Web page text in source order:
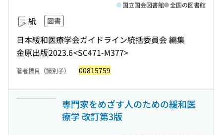
紙 図書
日本緩和医療学会ガイドライン統括委員会 編集
金原出版2023.6<SC471-M377>
国立国会図書館 全国の図書館
著者標目（識別子） 00815759
専門家をめざす人のための緩和医
療学 改訂第3版